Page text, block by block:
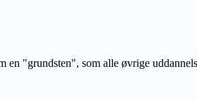
"grundsten", som alle øvrige